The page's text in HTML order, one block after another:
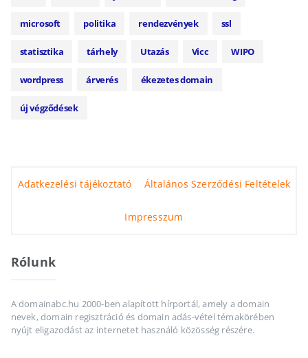
microsoft politika rendezvények ssl
statisztika tárhely Utazás Vicc WIPO
wordpress árverés ékezetes domain
új végződések
Adatkezelési tájékoztató Általános Szerződési Feltételek
Impresszum
Rólunk
A domainabc.hu 2000-ben alapított hírportál, amely a domain
nevek, domain regisztráció és domain adás-vétel témakörében
nyújt eligazodást az internetet használó közösség részére.